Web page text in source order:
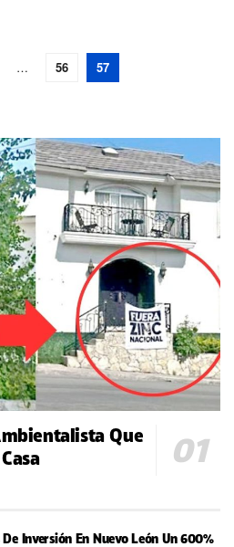
… 56 57
Que
Inversión En Nuevo León Un 600%